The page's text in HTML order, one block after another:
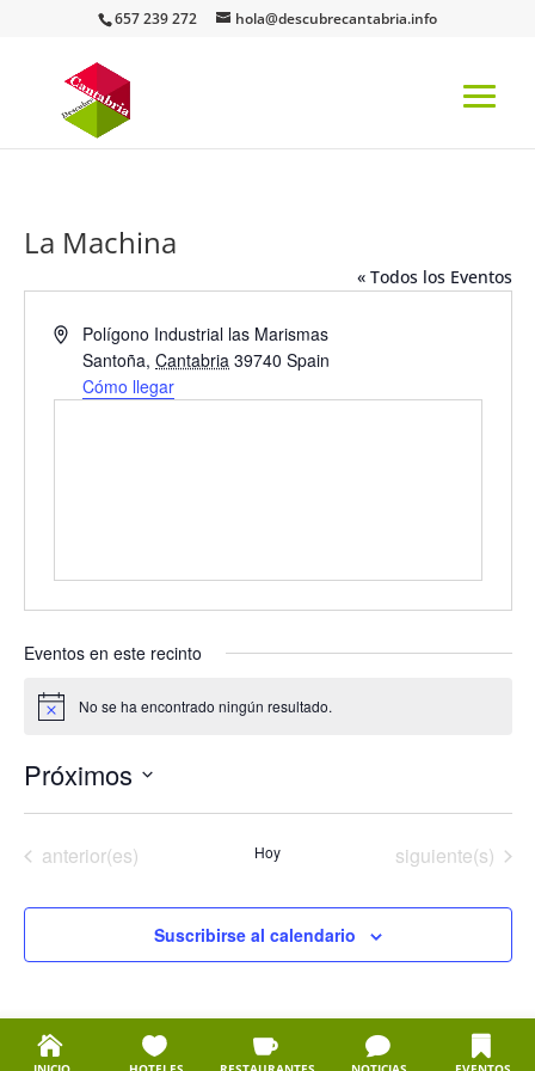
657 239 272 hola@descubrecantabria.info
La Machina
« Todos los Eventos
Dirección
Polígono Industrial las Marismas
Santoña, Cantabria 39740 Spain
Cómo llegar
Eventos en este recinto
Aviso No se ha encontrado ningún resultado.
Próximos
fecha.
Eventos
anterior(es) Hoy Eventos
siguiente(s)
Suscribirse al calendario